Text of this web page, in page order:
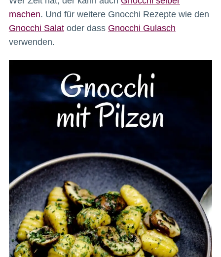
machen. Und für weitere Gnocchi Rezepte wie den
Gnocchi Salatoder dass Gnocchi Gulasch
verwenden.